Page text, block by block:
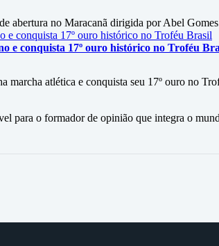
abertura no Maracanã dirigida por Abel
e conquista 17º ouro histórico no Troféu
marcha atlética e conquista seu 17º ouro no
para o formador de opinião que integra o